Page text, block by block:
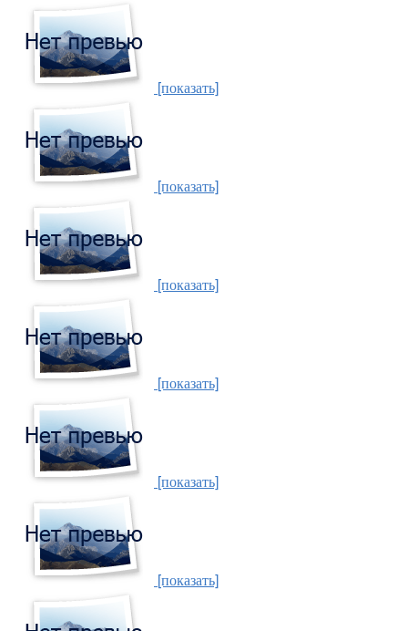
[показать]
[показать]
[показать]
[показать]
[показать]
[показать]